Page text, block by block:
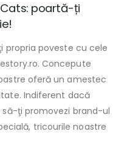
Cats: poartă-ți
propria poveste cu cele
Concepute
oferă un amestec
Indiferent dacă
ţi promovezi brand-ul
tricourile noastre